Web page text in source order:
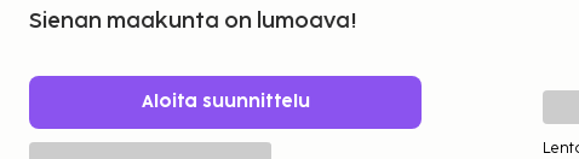
Sienan maakunta on lumoava!
Aloita suunnittelu